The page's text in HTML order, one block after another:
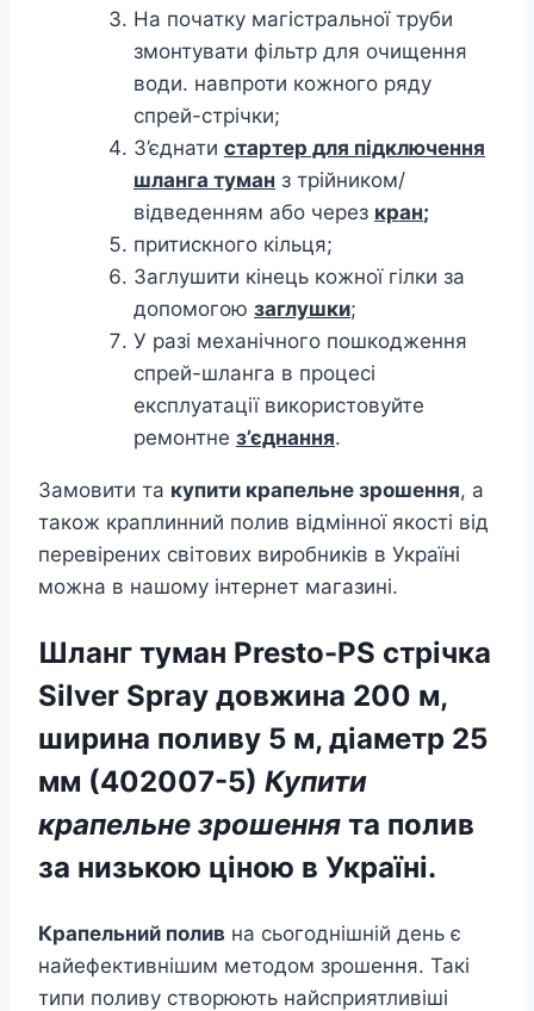
На початку магістральної труби
змонтувати фільтр для очищення
води. навпроти кожного ряду
спрей-стрічки;
З’єднати стартер для підключення
шланга туман з трійником/
відведенням або через кран;
притискного кільця;
Заглушити кінець кожної гілки за
допомогою заглушки;
У разі механічного пошкодження
спрей-шланга в процесі
експлуатації використовуйте
ремонтне з’єднання.
Замовити та купити крапельне зрошення, а
також краплинний полив відмінної якості від
перевірених світових виробників в Україні
можна в нашому інтернет магазині.
Шланг туман Presto-PS стрічка
Silver Spray довжина 200 м,
ширина поливу 5 м, діаметр 25
мм (402007-5) Купити
крапельне зрошення та полив
за низькою ціною в Україні.
Крапельний полив на сьогоднішній день є
найефективнішим методом зрошення. Такі
типи поливу створюють найсприятливіші